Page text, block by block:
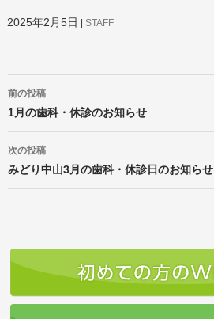
2025年2月5日 STAFF
稿
ナ
ー
シ
ョ
前の投稿
1月の歯科・休診のお知らせ
次の投稿
みどり中山3月の歯科・休診日のお知らせ